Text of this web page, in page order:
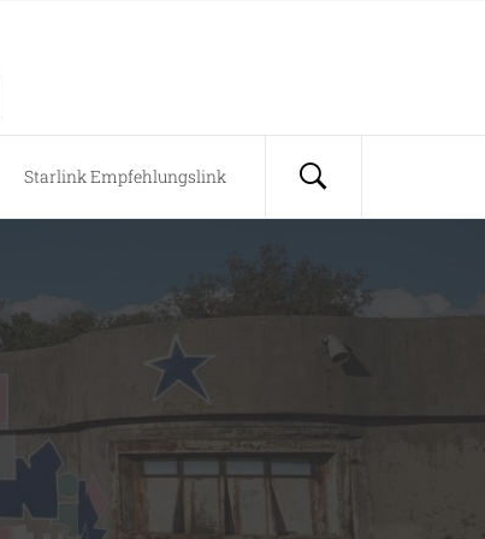
Starlink Empfehlungslink